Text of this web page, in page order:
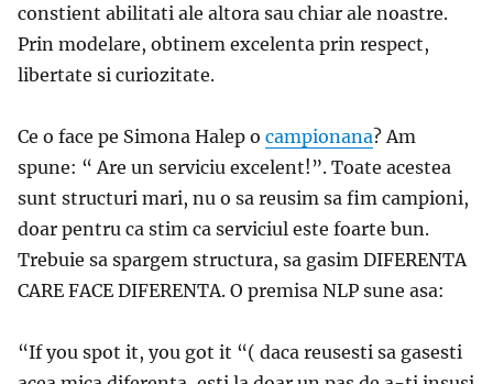
constient abilitati ale altora sau chiar ale noastre.
Prin modelare, obtinem excelenta prin respect,
libertate si curiozitate.
Ce o face pe Simona Halep o campionana? Am
spune: “ Are un serviciu excelent!”. Toate acestea
sunt structuri mari, nu o sa reusim sa fim campioni,
doar pentru ca stim ca serviciul este foarte bun.
Trebuie sa spargem structura, sa gasim DIFERENTA
CARE FACE DIFERENTA. O premisa NLP sune asa:
“If you spot it, you got it “( daca reusesti sa gasesti